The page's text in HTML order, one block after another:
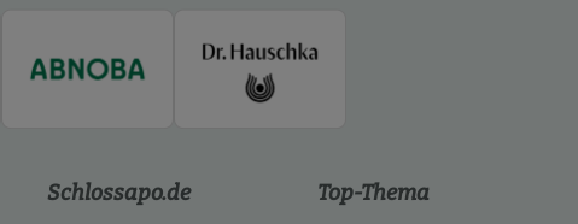
Schlossapo.de Top-Thema